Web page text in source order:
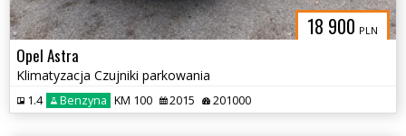
18 900 PLN
Opel Astra
Klimatyzacja Czujniki parkowania
1.4 Benzyna KM 100 2015 201000